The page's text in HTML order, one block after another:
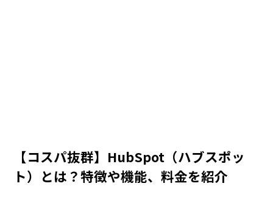
【コスパ抜群】HubSpot（ハブスポッ
ト）とは？特徴や機能、料金を紹介